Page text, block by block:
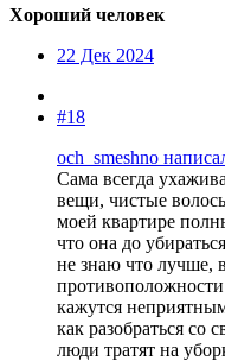
Хороший человек
22 Дек 2024
#18
och_smeshno
Сама всегда
вещи, чистые
моей квартире
что она до
не знаю что лучше,
кажутся
как разобраться со
люди тратят на